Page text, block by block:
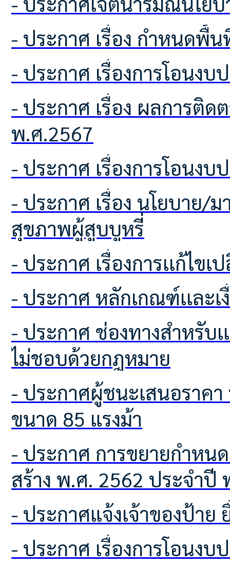
- ประกาศ เรื่อง กำหนด
- ประกาศ เรื่องการโอน
- ประกาศ เรื่อง ผลการติดตามเเละประเมินผลเเผนพัฒนาท้องถิ่น ประจำปีงบประมาณ
พ.ศ.2567
- ประกาศ เรื่องการโอน
- ประกาศ เรื่อง นโยบาย/มาตรการ การควบคุมผลิตภัณฑ์ยาสูบ และการคุ้มครอง
สุขภาพผู้สูบบูหรี่
- ประกาศ เรื่องการเเก้ไ
- ประกาศ หลักเกณฑ์เเล
- ประกาศ ช่องทางสำหรับเเจ้งเบาะเเสป้ายโฆษณาหรือสิ่งอื่นใดที่รุกล้ำทางสาธารณะที่
ไม่ชอบด้วยกฎหมาย
- ประกาศผู้ชนะเสนอราคา ประกวดราคารถฟาร์มแทรกเตอร์ ชนิดขับเคลื่อน 4 ล้อ
ขนาด 85 แรงม้า
- ประกาศ การขยายกำหนดเวลาดำเนินการตามพระราชบัญญัติภาษีที่ดินและสิ่งปลูก
สร้าง พ.ศ. 2562 ประจำปี
- ประกาศแจ้งเจ้าของป้า
- ประกาศ เรื่องการโอน